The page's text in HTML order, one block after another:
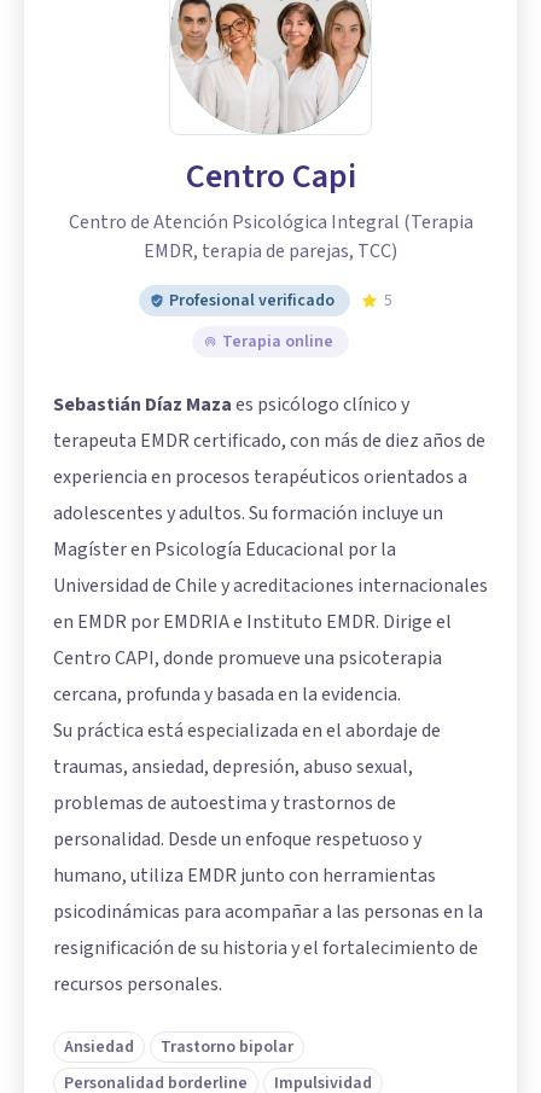
Centro Capi
Centro de Atención Psicológica Integral (Terapia
EMDR, terapia de parejas, TCC)
Profesional verificado
5
Terapia online
Sebastián Díaz Mazaes psicólogo clínico y
terapeuta EMDR certificado, con más de diez años de
experiencia en procesos terapéuticos orientados a
adolescentes y adultos. Su formación incluye un
Magíster en Psicología Educacional por la
Universidad de Chile y acreditaciones internacionales
en EMDR por EMDRIA e Instituto EMDR. Dirige el
Centro CAPI, donde promueve una psicoterapia
cercana, profunda y basada en la evidencia.
Su práctica está especializada en el abordaje de
traumas, ansiedad, depresión, abuso sexual,
problemas de autoestima y trastornos de
personalidad. Desde un enfoque respetuoso y
humano, utiliza EMDR junto con herramientas
psicodinámicas para acompañar a las personas en la
resignificación de su historia y el fortalecimiento de
recursos personales.
Ansiedad
Trastorno bipolar
Personalidad borderline
Impulsividad